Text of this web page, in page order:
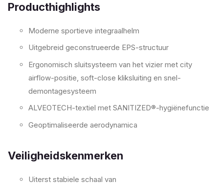
Producthighlights
Moderne sportieve integraalhelm
Uitgebreid geconstrueerde EPS-structuur
Ergonomisch sluitsysteem van het vizier met city
airflow-positie, soft-close kliksluiting en snel-
demontagesysteem
ALVEOTECH-textiel met SANITIZED®-hygiënefunctie
Geoptimaliseerde aerodynamica
Veiligheidskenmerken
Uiterst stabiele schaal van